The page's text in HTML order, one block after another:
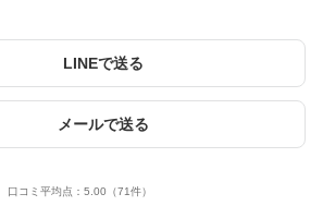
LINEで送る
メールで送る
口コミ平均点： 5.00 （71件）